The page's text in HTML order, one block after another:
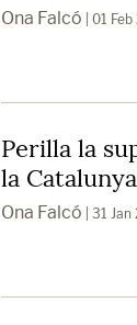
Ona Falcó | 01
Perilla la
la
Ona Falcó | 31